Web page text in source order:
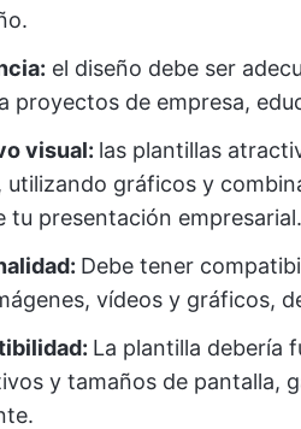
el diseño debe ser
proyectos de empresa,
visual: las plantillas
utilizando gráficos y
tu presentación empresarial.
Debe tener
vídeos y gráficos,
La plantilla debería
y tamaños de pantalla,